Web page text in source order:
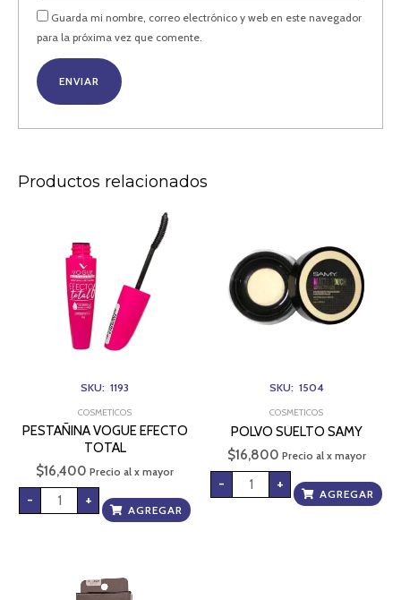
Guarda mi nombre, correo electrónico y web en este navegador
para la próxima vez que comente.
Productos relacionados
SKU: 1193
COSMETICOS
PESTAÑINA VOGUE EFECTO
TOTAL
$16,400 Precio al x mayor
-
TOTAL
cantidad
+
AGREGAR
SKU: 1504
COSMETICOS
POLVO SUELTO SAMY
$16,800 Precio al x mayor
- +
AGREGAR
cantidad